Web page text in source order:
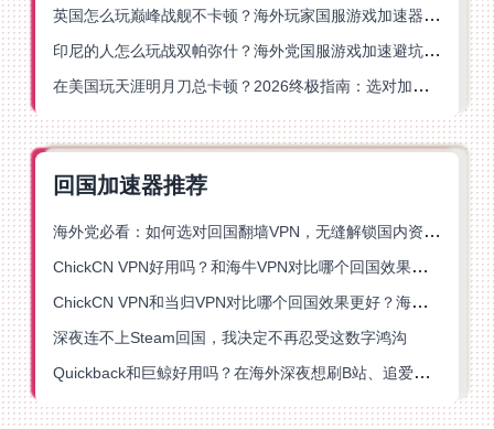
英国怎么玩巅峰战舰不卡顿？海外玩家国服游戏加速器终极指南
印尼的人怎么玩战双帕弥什？海外党国服游戏加速避坑指南
在美国玩天涯明月刀总卡顿？2026终极指南：选对加速器让你丝滑连招
回国加速器推荐
海外党必看：如何选对回国翻墙VPN，无缝解锁国内资源？
ChickCN VPN好用吗？和海牛VPN对比哪个回国效果更好？
ChickCN VPN和当归VPN对比哪个回国效果更好？海外党亲测后选了它
深夜连不上Steam回国，我决定不再忍受这数字鸿沟
Quickback和巨鲸好用吗？在海外深夜想刷B站、追爱奇艺的你，或许正需要这份答案